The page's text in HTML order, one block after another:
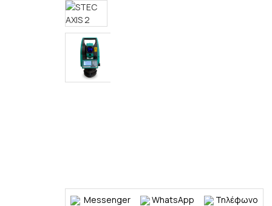
Messenger WhatsApp Τηλέφωνο